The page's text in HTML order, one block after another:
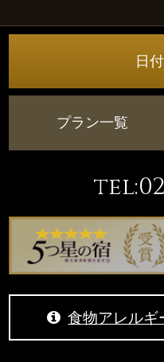
日
プラン一覧
食物アレルギ